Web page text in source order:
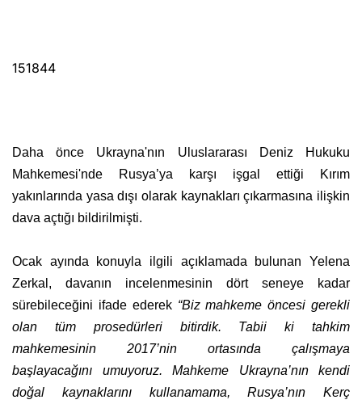
151844
Daha önce Ukrayna'nın Uluslararası Deniz Hukuku
Mahkemesi'nde Rusya’ya karşı işgal ettiği Kırım
yakınlarında yasa dışı olarak kaynakları çıkarmasına ilişkin
dava açtığı bildirilmişti.
Ocak ayında konuyla ilgili açıklamada bulunan Yelena
Zerkal, davanın incelenmesinin dört seneye kadar
sürebileceğini ifade ederek “Biz mahkeme öncesi gerekli
olan tüm prosedürleri bitirdik. Tabii ki tahkim
mahkemesinin 2017’nin ortasında çalışmaya
başlayacağını umuyoruz. Mahkeme Ukrayna’nın kendi
doğal kaynaklarını kullanamama, Rusya’nın Kerç